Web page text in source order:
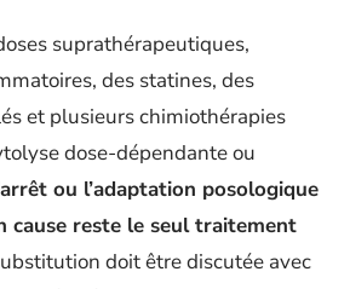
suprathérapeutiques,
des statines, des
et plusieurs chimiothérapies
dose-dépendante ou
ou l’adaptation posologique
cause reste le seul traitement
doit être discutée avec